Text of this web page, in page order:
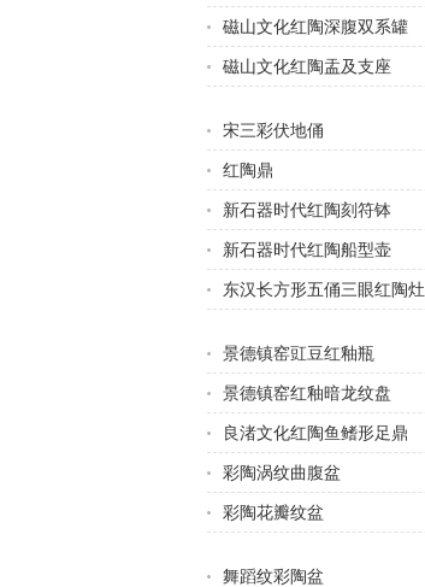
磁山文化红陶深腹双系罐
磁山文化红陶盂及支座
宋三彩伏地俑
红陶鼎
新石器时代红陶刻符钵
新石器时代红陶船型壶
东汉长方形五俑三眼红陶灶
景德镇窑豇豆红釉瓶
景德镇窑红釉暗龙纹盘
良渚文化红陶鱼鳍形足鼎
彩陶涡纹曲腹盆
彩陶花瓣纹盆
舞蹈纹彩陶盆